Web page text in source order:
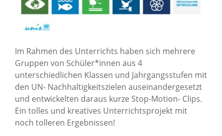
Im Rahmen des Unterrichts haben sich mehrere
Gruppen von Schüler*innen aus 4
unterschiedlichen Klassen und Jahrgangsstufen mit
den UN- Nachhaltigkeitszielen auseinandergesetzt
und entwickelten daraus kurze Stop-Motion- Clips.
Ein tolles und kreatives Unterrichtsprojekt mit
noch tolleren Ergebnissen!